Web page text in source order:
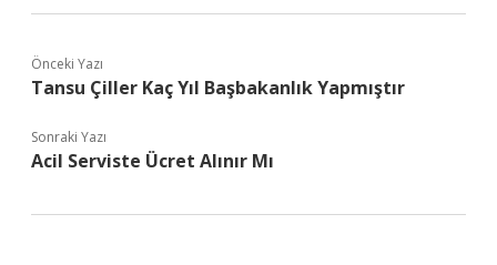
Önceki Yazı
Tansu Çiller Kaç Yıl Başbakanlık Yapmıştır
Sonraki Yazı
Acil Serviste Ücret Alınır Mı